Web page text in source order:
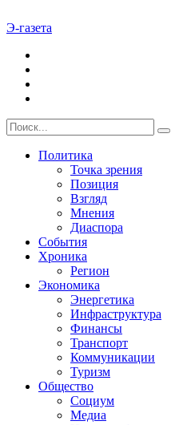
Э-газета
Политика
Точка зрения
Позиция
Взгляд
Мнения
Диаспора
События
Хроника
Регион
Экономика
Энергетика
Инфраструктура
Финансы
Транспорт
Коммуникации
Туризм
Общество
Социум
Медиа